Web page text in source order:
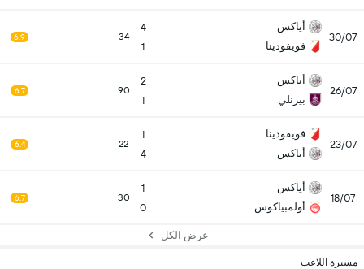
30/07
أياكس
فويفودينا
4
1
34
6.9
26/07
أياكس
بيرنلي
2
1
90
6.7
23/07
فويفودينا
أياكس
1
4
22
6.4
18/07
أياكس
أولمبياكوس
1
0
30
6.7
عرض الكل
مسيرة اللاعب